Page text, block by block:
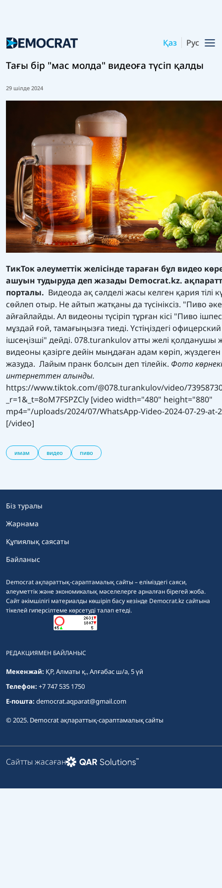
Қаз Рус
Тағы бір "мас молда" видеоға түсіп қалды
29 шілде 2024
ТикТок әлеуметтік желісінде тараған бұл видео
ашуын тудыруда деп жазады Democrat.kz.
порталы. Видеода ақ сәлделі жасы келген қария тілі
сөйлеп отыр. Не айтып жатқаны да түсініксіз. "Пиво
айғайлайды. Ал видеоны түсіріп тұрған кісі "Пиво
мұздай ғой, тамағыңызға тиеді. Үстіңіздегі
ішсеңізші" дейді. 078.turankulovатты желі қолданушы
видеоны қазірге дейін мыңдаған адам көріп, жүздеген
жазуда. Лайым пранк болсын деп тілейік. Фото
интернеттен алынды.
https://www.tiktok.com/@078.turankulov/video/
_r=1&_t=8oM7FSPZCly [video width="480" height="880"
mp4="/uploads/2024/07/WhatsApp-Video-2024-07-29-at-
[/video]
имам видео пиво
Democrat ақпараттық-сараптамалық сайты – еліміздегі саяси,
әлеуметтік және экономикалық мәселелерге арналған бірегей жоба.
Сайт әкімшілігі материалды көшіріп басу кезінде Democrat.kz сайтына
тікелей гиперсілтеме көрсетуді талап етеді.
Біз туралы
Жарнама
Құпиялық саясаты
Байланыс
РЕДАКЦИЯМЕН БАЙЛАНЫС
Мекенжай: ҚР, Алматы қ., Алғабас ш/а, 5 үй
Телефон: +7 747 535 1750
E-пошта: democrat.aqparat@gmail.com
© 2025. Democrat ақпараттық-сараптамалық сайты
Сайтты жасаған